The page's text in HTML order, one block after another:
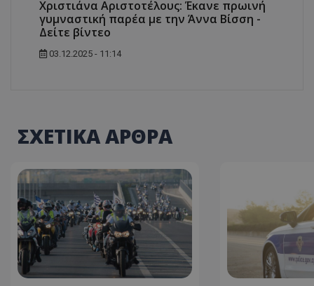
Χριστιάνα Αριστοτέλους: Έκανε πρωινή
γυμναστική παρέα με την Άννα Βίσση -
Δείτε βίντεο
03.12.2025 - 11:14
ΣΧΕΤΙΚΑ ΑΡΘΡΑ
ASP.NET_SessionId
__cf_bm